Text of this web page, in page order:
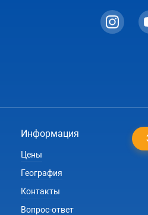
Информация
Цены
География
Контакты
Вопрос-ответ